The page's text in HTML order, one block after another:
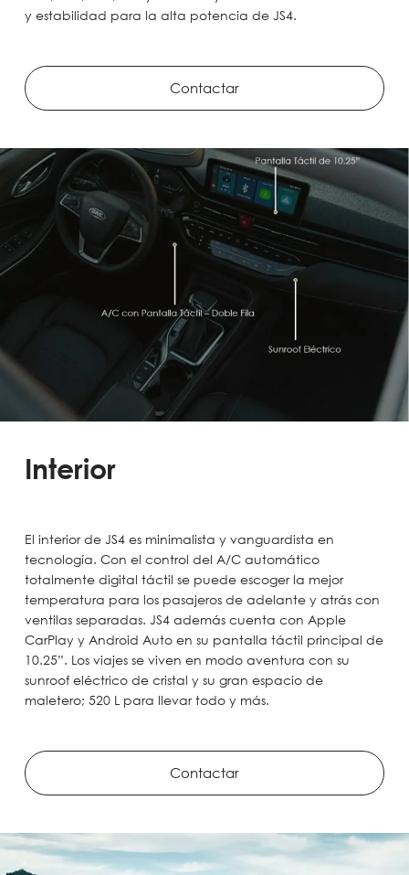
y estabilidad para la alta potencia de JS4.
Contactar
Interior
El interior de JS4 es minimalista y vanguardista en
tecnología. Con el control del A/C automático
totalmente digital táctil se puede escoger la mejor
temperatura para los pasajeros de adelante y atrás con
ventilas separadas. JS4 además cuenta con Apple
CarPlay y Android Auto en su pantalla táctil principal de
10.25”. Los viajes se viven en modo aventura con su
sunroof eléctrico de cristal y su gran espacio de
maletero; 520 L para llevar todo y más.
Contactar